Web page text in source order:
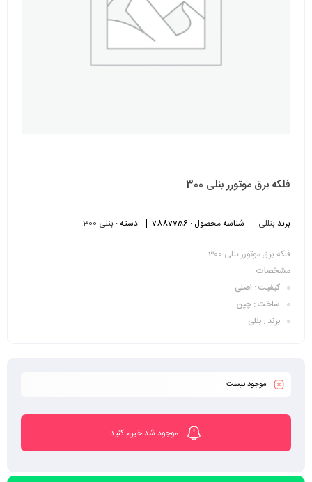
فلکه برق موتورر بنلی 300
برند بنللی شناسه محصول : 7887756 دسته : بنلی 300
فلکه برق موتورر بنلی 300
مشخصات
کیفیت : اصلی
ساخت : چین
برند : بنلی
موجود نیست
موجود شد خبرم کنید